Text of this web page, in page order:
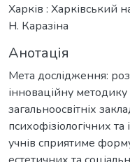
Харків : Харківський
Н. Каразіна
Анотація
Мета дослідження:
інноваційну
загальноосвітніх
психофізіологічних
учнів сприятиме